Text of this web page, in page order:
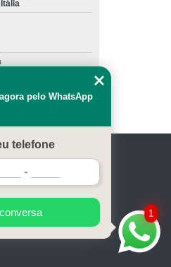
Penal –
1
pelo WhatsApp
telefone